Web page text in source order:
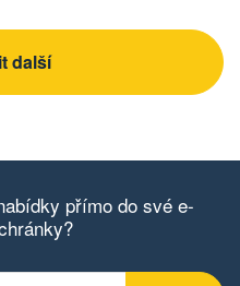
další
přímo do své e-